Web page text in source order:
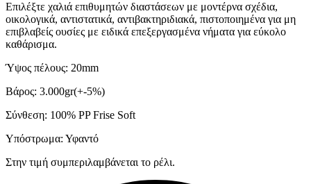
Επιλέξτε χαλιά επιθυμητών διαστάσεων με μοντέρνα σχέδια,
οικολογικά, αντιστατικά, αντιβακτηριδιακά, πιστοποιημένα για μη
επιβλαβείς ουσίες με ειδικά επεξεργασμένα νήματα για εύκολο
καθάρισμα.
Ύψος πέλους: 20mm
Βάρος: 3.000gr(+-5%)
Σύνθεση: 100% PP Frise Soft
Υπόστρωμα: Υφαντό
Στην τιμή συμπεριλαμβάνεται το ρέλι.